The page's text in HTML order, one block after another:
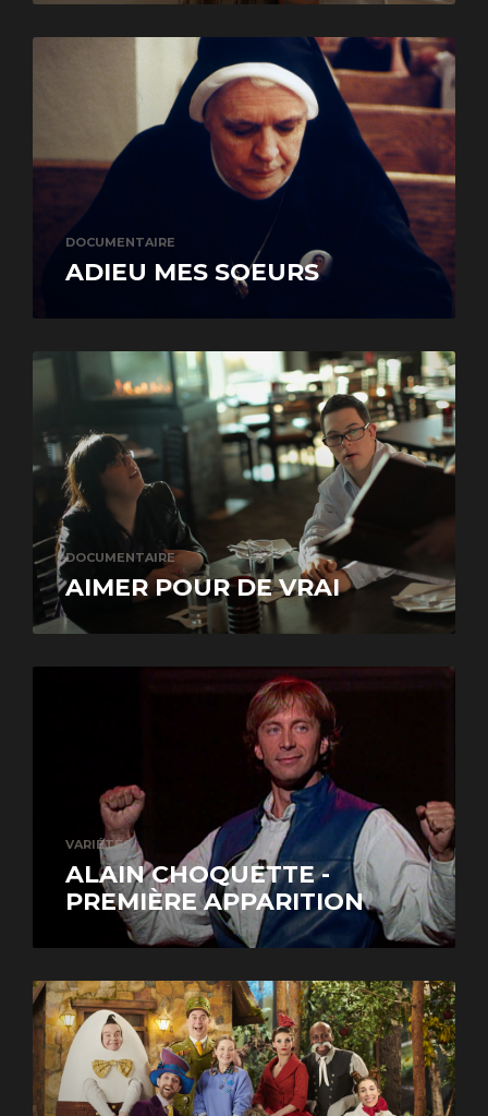
DOCUMENTAIRE
ADIEU MES SOEURS
DOCUMENTAIRE
AIMER POUR DE VRAI
VARIÉTÉS
ALAIN CHOQUETTE -
PREMIÈRE APPARITION